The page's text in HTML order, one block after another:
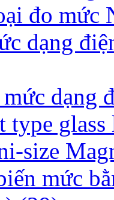
đo mức
dạng
dạng
type glass
size
mức